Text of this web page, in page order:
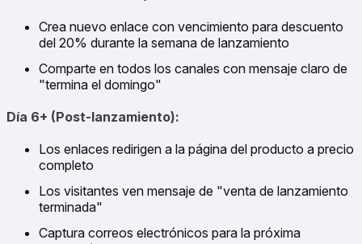
Crea nuevo enlace con vencimiento para descuento
del 20% durante la semana de lanzamiento
Comparte en todos los canales con mensaje claro de
"termina el domingo"
Día 6+ (Post-lanzamiento):
Los enlaces redirigen a la página del producto a precio
completo
Los visitantes ven mensaje de "venta de lanzamiento
terminada"
Captura correos electrónicos para la próxima